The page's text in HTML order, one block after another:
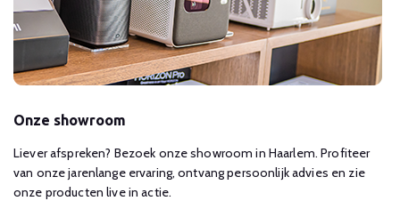
Onze showroom
Liever afspreken? Bezoek onze showroom in Haarlem. Profiteer
van onze jarenlange ervaring, ontvang persoonlijk advies en zie
onze producten live in actie.